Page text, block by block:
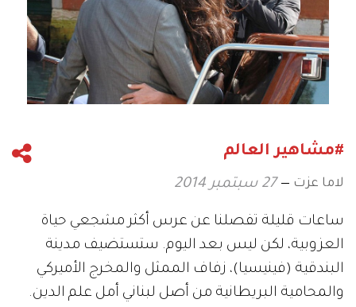
#مشاهير العالم
لاما عزت 27 سبتمبر 2014
ساعات قليلة تفصلنا عن عرس أكثر مشجعي حياة
العزوبية، لكن ليس بعد اليوم. ستستضيف مدينة
البندقية (فينيسيا)، زفاف الممثل والمخرج الأميركي
والمحامية البريطانية من أصل لبناني أمل علم الدين.